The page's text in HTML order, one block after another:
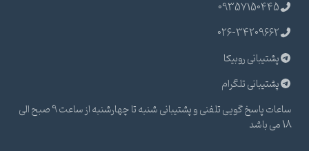
09357150445
026-34209662
پشتیبانی روبیکا
پشتیبانی تلگرام
ساعات پاسخ گویی تلفنی و پشتیبانی شنبه تا چهارشنبه از ساعت 9 صبح الی
18 می باشد